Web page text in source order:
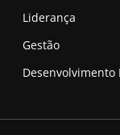
Liderança
Gestão
Desenvolvimento